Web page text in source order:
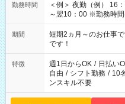
勤務時間
＜例＞ 夜勤（例） 16
～翌10：00 ※勤務時間は施
みたい」 「しっかり稼
い」など ご希望にあった
の方の場合は1～2ヶ
仕事に慣れてからの夜勤になります
必要な場合も遠慮なく
期間
短期2ヵ月～のお仕事
です！
特徴 週1日からOK / 日払い
自由 / シフト勤務 / 10
ンスキル不要